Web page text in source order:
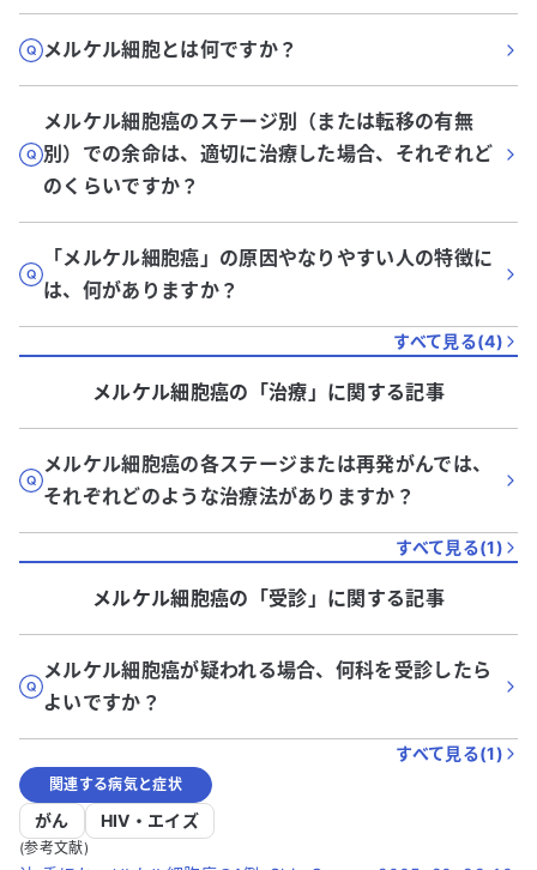
メルケル細胞とは何ですか？
メルケル細胞癌のステージ別（または転移の有無
別）での余命は、適切に治療した場合、それぞれど
のくらいですか？
「メルケル細胞癌」の原因やなりやすい人の特徴に
は、何がありますか？
すべて見る(4)
メルケル細胞癌の「治療 」に関する記事
メルケル細胞癌の各ステージまたは再発がんでは、
それぞれどのような治療法がありますか？
すべて見る(1)
メルケル細胞癌の「受診 」に関する記事
メルケル細胞癌が疑われる場合、何科を受診したら
よいですか？
すべて見る(1)
関連する病気と症状
がん HIV・エイズ
(参考文献)